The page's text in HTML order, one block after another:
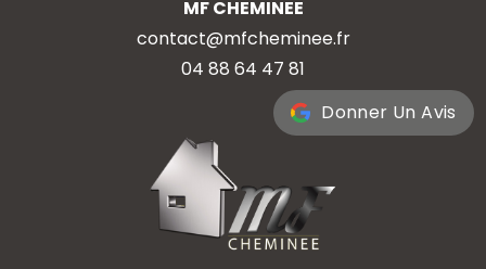
MF CHEMINEE
contact@mfcheminee.fr
04 88 64 47 81
Donner Un Avis